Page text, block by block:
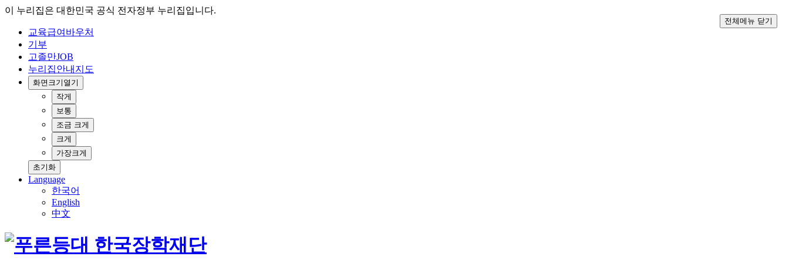
이 누리집은 대한민국 공식 전자정부 누리집입니다.
교육급여바우처
기부
고졸만JOB
누리집안내지도
화면크기 열기
작게
보통
조금 크게
크게
가장크게
초기화
Language
한국어
English
中文
전체메뉴 닫기